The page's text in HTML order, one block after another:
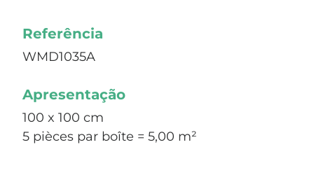
Referência
WMD1035A
Apresentação
100 x 100 cm
5 pièces par boîte = 5,00 m²